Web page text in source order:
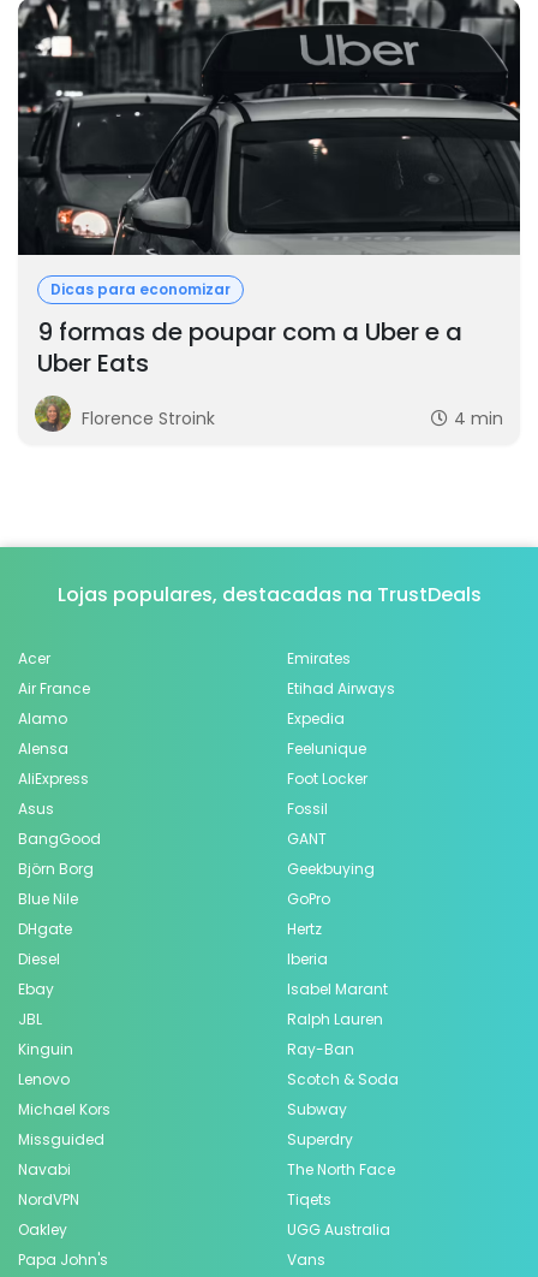
Dicas para economizar
9 formas de poupar com a Uber e a
Uber Eats
Florence Stroink 4 min
Lojas populares, destacadas na TrustDeals
Acer
Air France
Alamo
Alensa
AliExpress
Asus
BangGood
Björn Borg
Blue Nile
DHgate
Diesel
Ebay
Emirates
Etihad Airways
Expedia
Feelunique
Foot Locker
Fossil
GANT
Geekbuying
GoPro
Hertz
Iberia
Isabel Marant
JBL
Kinguin
Lenovo
Michael Kors
Missguided
Navabi
NordVPN
Oakley
Papa John's
Ralph Lauren
Ray-Ban
Scotch & Soda
Subway
Superdry
The North Face
Tiqets
UGG Australia
Vans